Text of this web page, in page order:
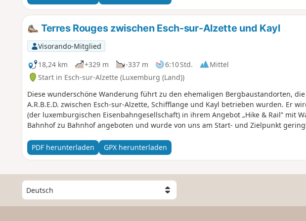
Terres Rouges zwischen Esch-sur-Alzette und Kayl
Visorando-Mitglied
18,24 km
+329 m -337 m 6:10 Std.
Mittel
Start in Esch-sur-Alzette (Luxemburg (Land))
Diese wunderschöne Wanderung führt zu den ehemaligen Bergbaustandorten,
A.R.B.E.D. zwischen Esch-sur-Alzette, Schifflange und Kayl betrieben wurden. Er
(der luxemburgischen Eisenbahngesellschaft) in ihrem Angebot „Hike & Rail” mit
Bahnhof zu Bahnhof angeboten und wurde von uns am Start- und Zielpunkt
PDF herunterladen GPX herunterladen
W
ä
h